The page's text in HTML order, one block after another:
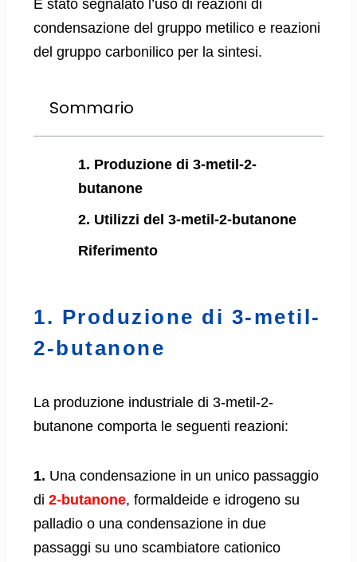
È stato segnalato l’uso di reazioni di
condensazione del gruppo metilico e reazioni
del gruppo carbonilico per la sintesi.
Sommario
1. Produzione di 3-metil-2-
butanone
2. Utilizzi del 3-metil-2-butanone
Riferimento
1. Produzione di 3-metil-
2-butanone
La produzione industriale di 3-metil-2-
butanone comporta le seguenti reazioni:
1. Una condensazione in un unico passaggio
di 2-butanone, formaldeide e idrogeno su
palladio o una condensazione in due
passaggi su uno scambiatore cationico